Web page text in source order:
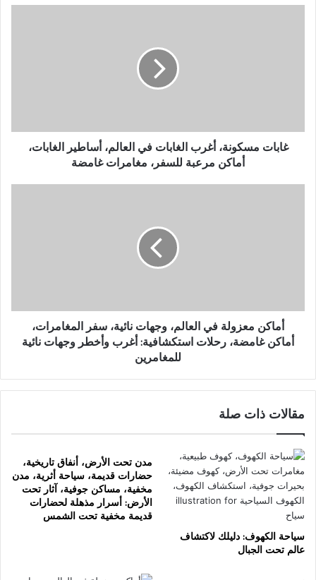
أماكن
مرعبةغابات مسكونة، أغرب الغابات في العالم، أساطير الغابات،
أماكن مرعبة للسفر، مغامرات غامضة
أماكن
غامضة،
رحلات
وأخطر
نائية
أماكن معزولة في العالم، وجهات نائية، سفر المغامرات،
أماكن غامضة، رحلات استكشافية: أغرب وأخطر وجهات نائية
للمغامرين
مقالات ذات صلة
سياحة الكهوف: دليلك لاكتشاف
عالم تحت الجبال
مدن تحت الأرض، أنفاق تاريخية،
حضارات قديمة، سياحة أثرية، مدن
مخفية، مساكن جوفية، آثار تحت
الأرض: أسرار مذهلة لحضارات
قديمة مخفية تحت الشمس